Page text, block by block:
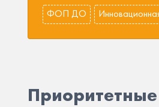
ФОП ДО